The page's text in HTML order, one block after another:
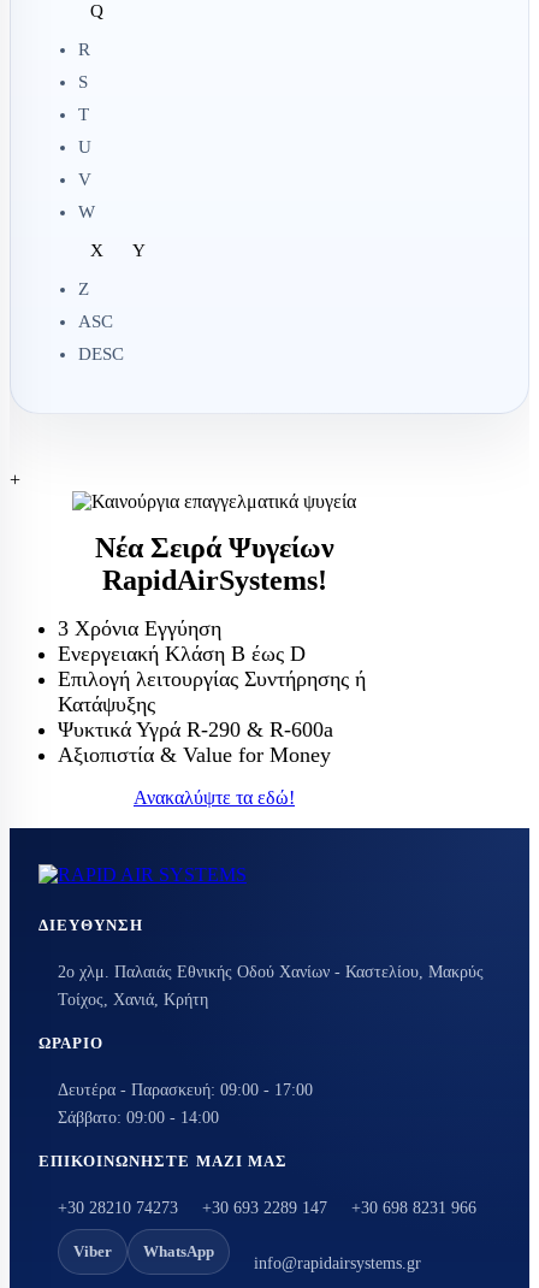
Q
R
S
T
U
V
W
X
Y
Z
ASC
DESC
+
Νέα Σειρά Ψυγείων
RapidAirSystems!
3 Χρόνια Εγγύηση
Ενεργειακή Κλάση Β έως D
Επιλογή λειτουργίας Συντήρησης ή
Κατάψυξης
Ψυκτικά Υγρά R-290 & R-600a
Αξιοπιστία & Value for Money
Ανακαλύψτε τα εδώ!
ΔΙΕΎΘΥΝΣΗ
2ο χλμ. Παλαιάς Εθνικής Οδού Χανίων - Καστελίου, Μακρύς
Τοίχος, Χανιά, Κρήτη
ΩΡΆΡΙΟ
Δευτέρα - Παρασκευή: 09:00 - 17:00
Σάββατο: 09:00 - 14:00
ΕΠΙΚΟΙΝΩΝΉΣΤΕ ΜΑΖΊ ΜΑΣ
+30 28210 74273 +30 693 2289 147 +30 698 8231 966
Viber WhatsApp
info@rapidairsystems.gr